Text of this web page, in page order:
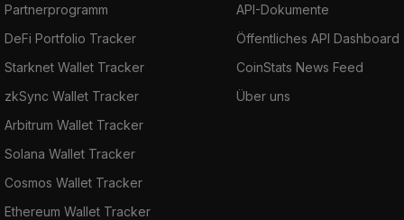
Partnerprogramm
DeFi Portfolio Tracker
Starknet Wallet Tracker
zkSync Wallet Tracker
Arbitrum Wallet Tracker
Solana Wallet Tracker
Cosmos Wallet Tracker
Ethereum Wallet Tracker
API-Dokumente
Öffentliches API Dashboard
CoinStats News Feed
Über uns